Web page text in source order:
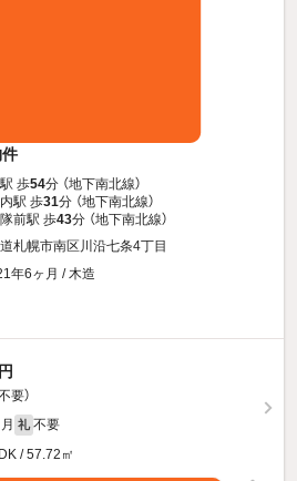
歩54分 （地下南北線）
駅 歩31分 （地下南北線）
前駅 歩43分 （地下南北線）
札幌市南区川沿七条4丁目
年6ヶ月 / 木造
要）
礼 不要
/ 57.72㎡